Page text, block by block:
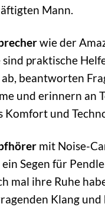
Mann.
wie der
praktische
beantworten
und erinnern an
Komfort und
mit Noise-
Segen für
mal ihre Ruhe
Klang und